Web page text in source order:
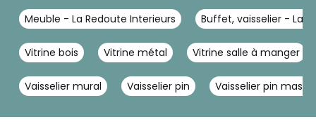
Meuble - La Redoute Interieurs Buffet, vaisselier - La
Vitrine bois Vitrine métal Vitrine salle à manger
Vaisselier mural Vaisselier pin Vaisselier pin massif